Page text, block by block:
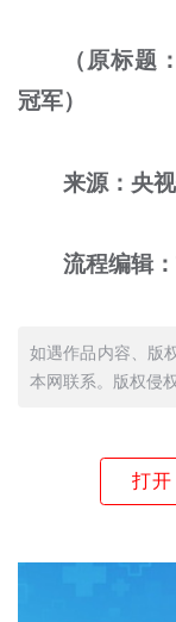
（原标题
冠军）
来源：央
流程编辑
如遇作品内容、版
本网联系。版权侵
打开